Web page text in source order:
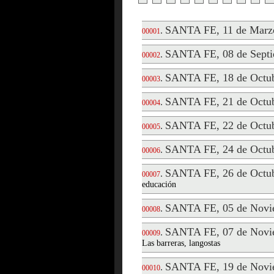
00001. SANTA FE, 11 de
00002. SANTA FE, 08 de
00003. SANTA FE, 18 de
00004. SANTA FE, 21 de
00005. SANTA FE, 22 de
00006. SANTA FE, 24 de
00007. SANTA FE, 26 de
educación
00008. SANTA FE, 05 de
00009. SANTA FE, 07 de
Las barreras, langostas
00010. SANTA FE, 19 de